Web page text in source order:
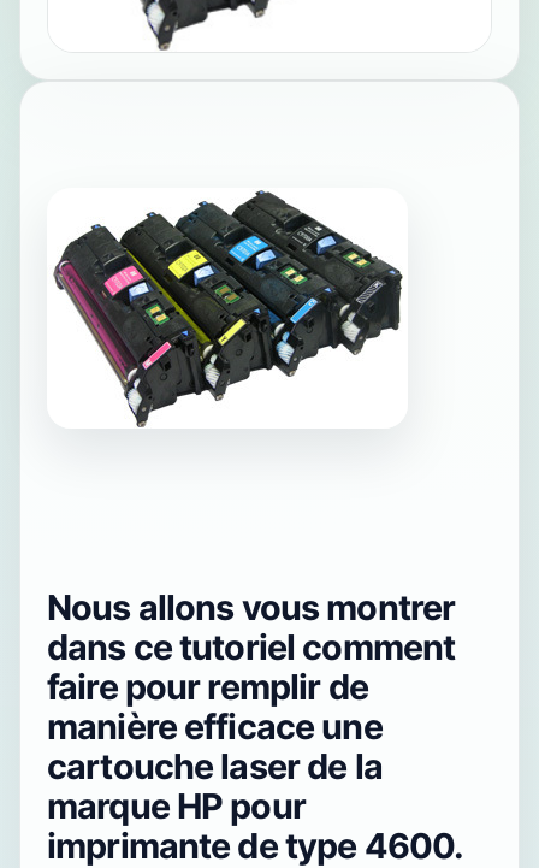
Nous allons vous montrer
dans ce tutoriel comment
faire pour remplir de
manière efficace une
cartouche laser de la
marque HP pour
imprimante de type 4600.